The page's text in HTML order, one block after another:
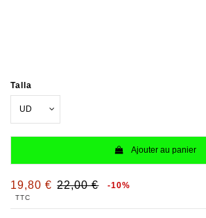
Talla
Ajouter au panier
19,80 € 22,00 € -10%
TTC